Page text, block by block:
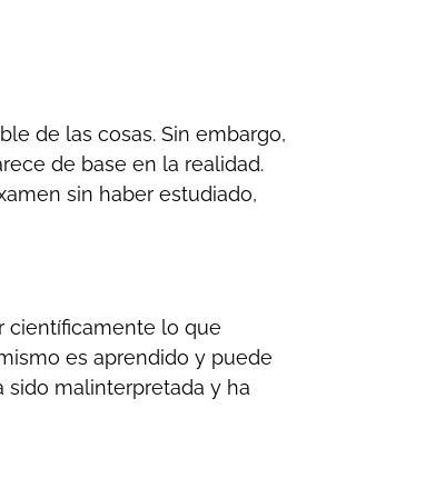
de las cosas. Sin embargo,
de base en la realidad.
sin haber estudiado,
científicamente lo que
es aprendido y puede
sido malinterpretada y ha